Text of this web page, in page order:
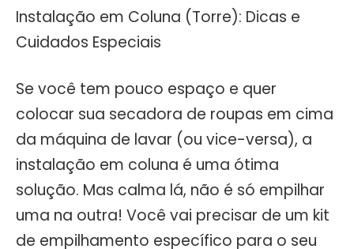
Instalação em Coluna (Torre): Dicas e
Cuidados Especiais
Se você tem pouco espaço e quer
colocar sua secadora de roupas em cima
da máquina de lavar (ou vice-versa), a
instalação em coluna é uma ótima
solução. Mas calma lá, não é só empilhar
uma na outra! Você vai precisar de um kit
de empilhamento específico para o seu